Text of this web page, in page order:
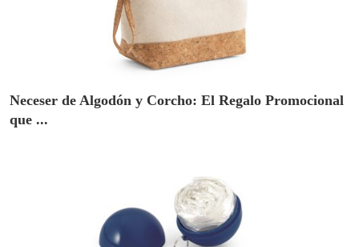
Neceser de Algodón y Corcho: El Regalo Promocional
que ...